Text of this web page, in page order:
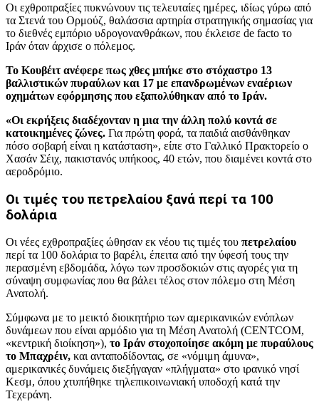
Οι εχθροπραξίες πυκνώνουν τις τελευταίες ημέρες, ιδίως γύρω από
τα Στενά του Ορμούζ, θαλάσσια αρτηρία στρατηγικής σημασίας για
το διεθνές εμπόριο υδρογονανθράκων, που έκλεισε de facto το
Ιράν όταν άρχισε ο πόλεμος.
Το Κουβέιτ ανέφερε πως χθες μπήκε στο στόχαστρο 13
βαλλιστικών πυραύλων και 17 με επανδρωμένων εναέριων
οχημάτων εφόρμησης που εξαπολύθηκαν από το Ιράν.
«Οι εκρήξεις διαδέχονταν η μια την άλλη πολύ κοντά σε
κατοικημένες ζώνες. Για πρώτη φορά, τα παιδιά αισθάνθηκαν
πόσο σοβαρή είναι η κατάσταση», είπε στο Γαλλικό Πρακτορείο ο
Χασάν Σέιχ, πακιστανός υπήκοος, 40 ετών, που διαμένει κοντά στο
αεροδρόμιο.
Οι τιμές του πετρελαίου ξανά περί τα 100
δολάρια
Οι νέες εχθροπραξίες ώθησαν εκ νέου τις τιμές του πετρελαίου
περί τα 100 δολάρια το βαρέλι, έπειτα από την ύφεσή τους την
περασμένη εβδομάδα, λόγω των προσδοκιών στις αγορές για τη
σύναψη συμφωνίας που θα βάλει τέλος στον πόλεμο στη Μέση
Ανατολή.
Σύμφωνα με το μεικτό διοικητήριο των αμερικανικών ενόπλων
δυνάμεων που είναι αρμόδιο για τη Μέση Ανατολή (CENTCOM,
«κεντρική διοίκηση»), το Ιράν στοχοποίησε ακόμη με πυραύλους
το Μπαχρέιν, και ανταποδίδοντας, σε «νόμιμη άμυνα»,
αμερικανικές δυνάμεις διεξήγαγαν «πλήγματα» στο ιρανικό νησί
Κεσμ, όπου χτυπήθηκε τηλεπικοινωνιακή υποδοχή κατά την
Τεχεράνη.